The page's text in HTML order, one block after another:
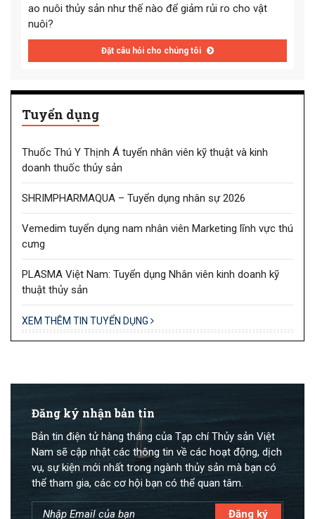
ao nuôi thủy sản như thế nào để giảm rủi ro cho vật
nuôi?
Đặt câu hỏi cho chúng tôi
Tuyển dụng
Thuốc Thú Y Thịnh Á tuyển nhân viên kỹ thuật và kinh
doanh thuốc thủy sản
SHRIMPHARMAQUA – Tuyển dụng nhân sự 2026
Vemedim tuyển dụng nam nhân viên Marketing lĩnh vực thú
cưng
PLASMA Việt Nam: Tuyển dụng Nhân viên kinh doanh kỹ
thuật thủy sản
XEM THÊM TIN TUYỂN DỤNG
Đăng ký nhận bản tin
Bản tin điện tử hàng tháng của Tạp chí Thủy sản Việt
Nam sẽ cập nhật các thông tin về các hoạt động, dịch
vụ, sự kiện mới nhất trong ngành thủy sản mà bạn có
thể tham gia, các cơ hội bạn có thể quan tâm.